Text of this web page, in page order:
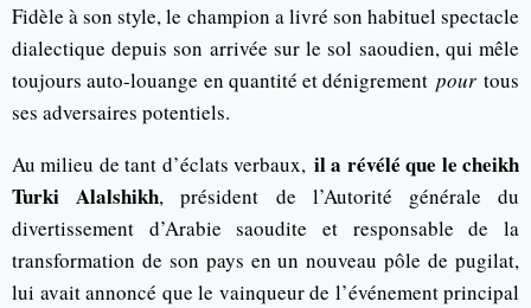
Fidèle à son style, le champion a livré son habituel spectacle
dialectique depuis son arrivée sur le sol saoudien, qui mêle
toujours auto-louange en quantité et dénigrement pourtous
ses adversaires potentiels.
Au milieu de tant d’éclats verbaux, il a révélé que le cheikh
Turki Alalshikh, président de l’Autorité générale du
divertissement d’Arabie saoudite et responsable de la
transformation de son pays en un nouveau pôle de pugilat,
lui avait annoncé que le vainqueur de l’événement principal